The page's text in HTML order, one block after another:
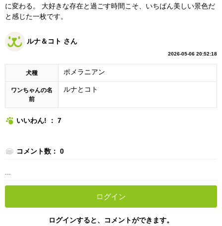
に変わる。 大好きな存在と過ごす時間こそ、いちばん美しい景色だ
と感じた一枚です。
ルナ＆コト さん
2026-05-06 20:52:18
犬種 ポメラニアン
ワンちゃんの名
前
ルナとコト
いいわん! ： 7
コメント数： 0
...
ログイン
ログインすると、コメントができます。